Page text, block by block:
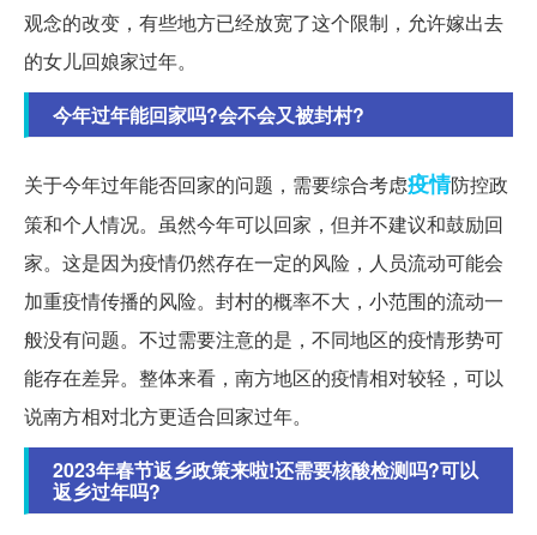
观念的改变，有些地方已经放宽了这个限制，允许嫁出去
的女儿回娘家过年。
今年过年能回家吗?会不会又被封村?
关于今年过年能否回家的问题，需要综合考虑疫情防控政
策和个人情况。虽然今年可以回家，但并不建议和鼓励回
家。这是因为疫情仍然存在一定的风险，人员流动可能会
加重疫情传播的风险。封村的概率不大，小范围的流动一
般没有问题。不过需要注意的是，不同地区的疫情形势可
能存在差异。整体来看，南方地区的疫情相对较轻，可以
说南方相对北方更适合回家过年。
2023年春节返乡政策来啦!还需要核酸检测吗?可以
返乡过年吗?